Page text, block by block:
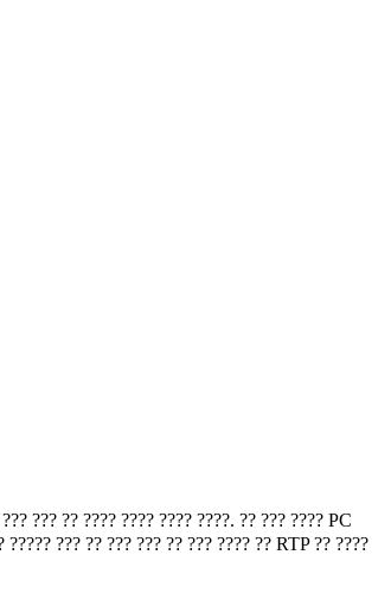
??? ?? ???? ???? ???? ????. ?? ??? ???? PC
??? ?? ??? ??? ?? ??? ???? ?? RTP ?? ????